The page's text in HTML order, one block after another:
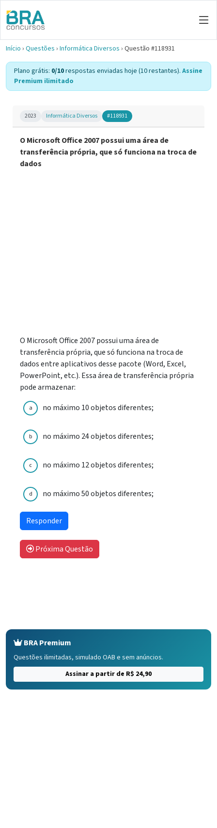
Início › Questões › Informática Diversos › Questão #118931
Plano grátis: 0/10respostas enviadas hoje (10 restantes). Assine
Premium ilimitado
2023 Informática Diversos #118931
O Microsoft Office 2007 possui uma área de
transferência própria, que só funciona na troca de
dados
O Microsoft Office 2007 possui uma área de
transferência própria, que só funciona na troca de
dados entre aplicativos desse pacote (Word, Excel,
PowerPoint, etc.). Essa área de transferência própria
pode armazenar:
a no máximo 10 objetos diferentes;
b no máximo 24 objetos diferentes;
c no máximo 12 objetos diferentes;
d no máximo 50 objetos diferentes;
Próxima Questão
BRA Premium
Questões ilimitadas, simulado OAB e sem anúncios.
Assinar a partir de R$ 24,90